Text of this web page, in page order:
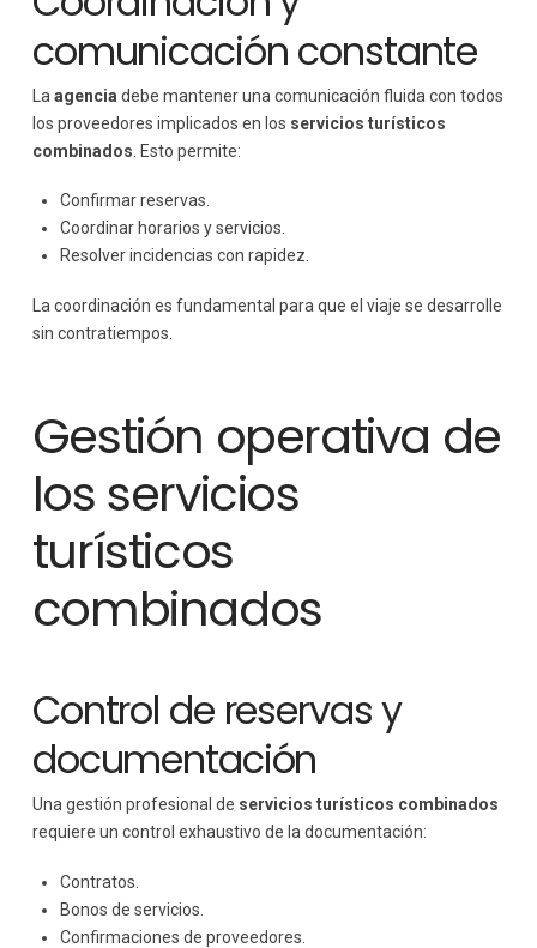
comunicación constante
La agencia debe mantener una comunicación fluida con todos
los proveedores implicados en los servicios turísticos
combinados . Esto permite:
Confirmar reservas.
Coordinar horarios y servicios.
Resolver incidencias con rapidez.
La coordinación es fundamental para que el viaje se desarrolle
sin contratiempos.
Gestión operativa de
los servicios
turísticos
combinados
Control de reservas y
documentación
Una gestión profesional de servicios turísticos combinados
requiere un control exhaustivo de la documentación:
Contratos.
Bonos de servicios.
Confirmaciones de proveedores.